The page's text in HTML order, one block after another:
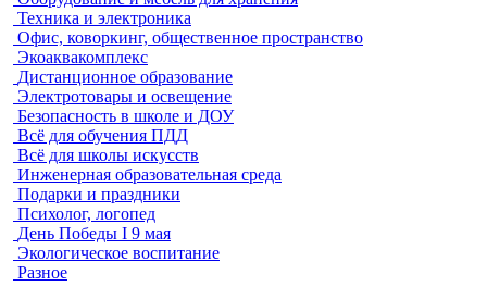
Техника и электроника
Офис, коворкинг, общественное пространство
Экоаквакомплекс
Дистанционное образование
Электротовары и освещение
Безопасность в школе и ДОУ
Всё для обучения ПДД
Всё для школы искусств
Инженерная образовательная среда
Подарки и праздники
Психолог, логопед
День Победы I 9 мая
Экологическое воспитание
Разное